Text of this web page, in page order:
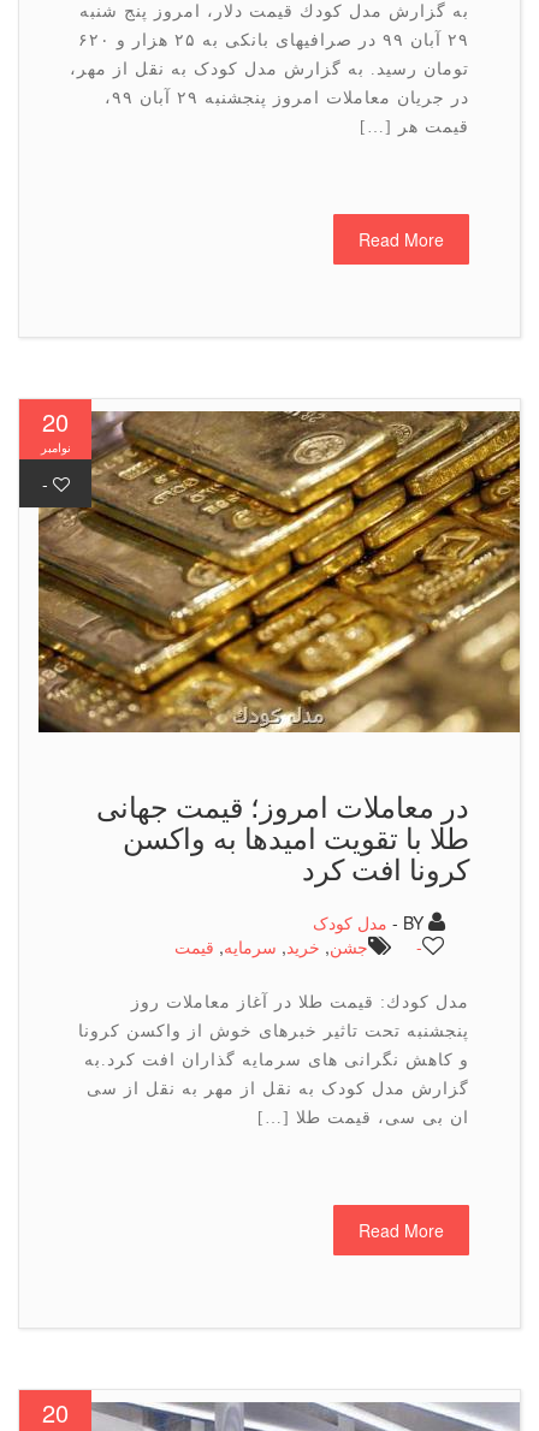
به گزارش مدل كودك قیمت دلار، امروز پنج شنبه
۲۹ آبان ۹۹ در صرافیهای بانكی به ۲۵ هزار و ۶۲۰
تومان رسید. به گزارش مدل کودک به نقل از مهر،
در جریان معاملات امروز پنجشنبه ۲۹ آبان ۹۹،
قیمت هر […]
Read More
20
نوامبر
-
در معاملات امروز؛ قیمت جهانی
طلا با تقویت امیدها به واكسن
كرونا افت كرد
مدل کودک
جشن,خرید,سرمایه,قیمت
مدل كودك: قیمت طلا در آغاز معاملات روز
پنجشنبه تحت تاثیر خبرهای خوش از واكسن كرونا
و كاهش نگرانی های سرمایه گذاران افت كرد.به
گزارش مدل کودک به نقل از مهر به نقل از سی
ان بی سی، قیمت طلا […]
Read More
20